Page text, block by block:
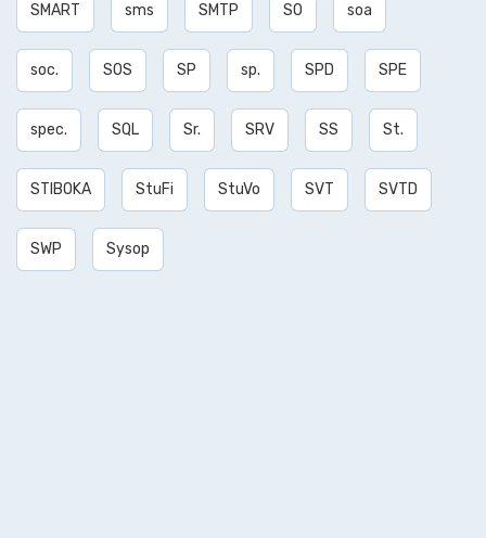
SMART sms SMTP SO soa
soc. SOS SP sp. SPD SPE
spec. SQL Sr. SRV SS St.
STIBOKA StuFi StuVo SVT SVTD
SWP Sysop